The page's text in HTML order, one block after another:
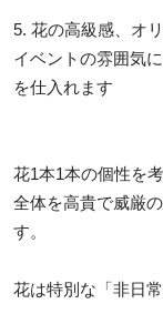
5. 花の高級感、オ
イベントの雰囲気
を仕入れます
花1本1本の個性を
全体を高貴で威厳
す。
花は特別な「非日常